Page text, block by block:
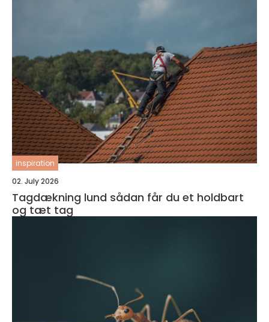
inspiration
02. July 2026
Tagdækning lund sådan får du et holdbart
og tæt tag